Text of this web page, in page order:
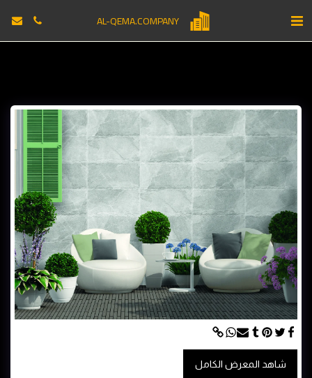
AL-QEMA.COMPANY
شاهد المعرض الكامل